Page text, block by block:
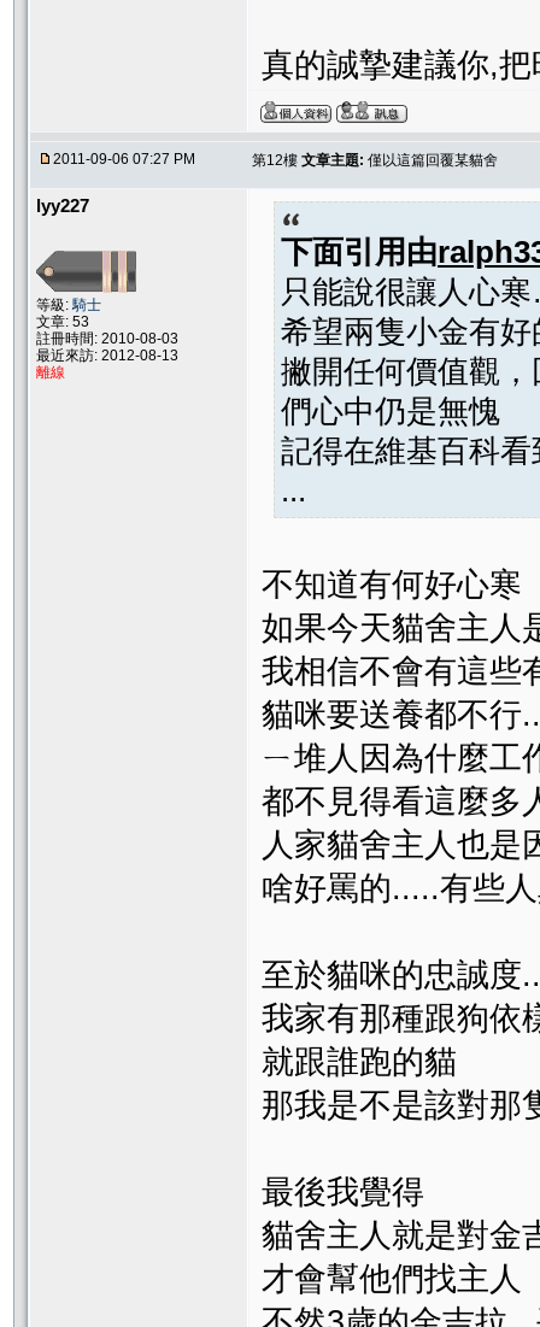
真的誠摯建議你,
2011-09-06 07:27 PM 第12樓 文章主題: 僅以這篇回覆某貓舍
lyy227
等級:騎士
文章: 53
註冊時間: 2010-08-03
最近來訪: 2012-08-13
離線
下面引用由
只能說很讓人心
希望兩隻小金有
撇開任何價值觀
們心中仍是無愧
記得在維基百科
...
不知道有何好心寒
如果今天貓舍主人
我相信不會有這些
貓咪要送養都不行
ㄧ堆人因為什麼工
都不見得看這麼多
人家貓舍主人也是
啥好罵的.....有些
至於貓咪的忠誠度
我家有那種跟狗依
就跟誰跑的貓
那我是不是該對那
最後我覺得
貓舍主人就是對金
才會幫他們找主人